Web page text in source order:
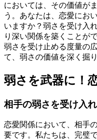
においては、その価値が
う。あなたは、恋愛にお
いますか？弱さを受け入
り深い関係を築くことが
弱さを受け止める度量の
て、弱さの価値を深く掘
弱さを武器に！
相手の弱さを受け入
恋愛関係において、相手
要です。私たちは、完璧